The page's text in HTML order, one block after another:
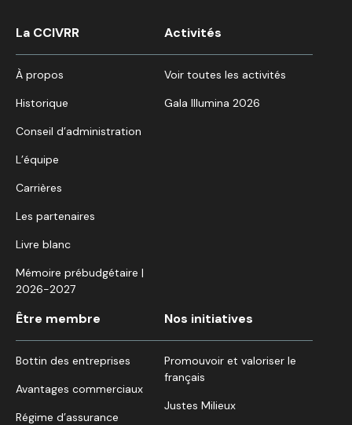
La CCIVRR
À propos
Historique
Conseil d’administration
L’équipe
Carrières
Les partenaires
Livre blanc
Mémoire prébudgétaire |
2026-2027
Activités
Voir toutes les activités
Gala Illumina 2026
Être membre
Bottin des entreprises
Avantages commerciaux
Régime d’assurance
Nos initiatives
Promouvoir et valoriser le
français
Justes Milieux